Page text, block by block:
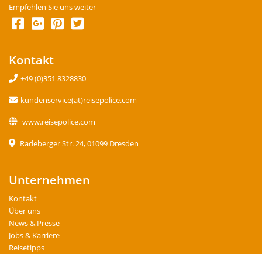
Empfehlen Sie uns weiter
Kontakt
+49 (0)351 8328830
kundenservice(at)reisepolice.com
www.reisepolice.com
Radeberger Str. 24, 01099 Dresden
Unternehmen
Kontakt
Über uns
News & Presse
Jobs & Karriere
Reisetipps